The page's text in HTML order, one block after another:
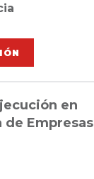
en
Empresas